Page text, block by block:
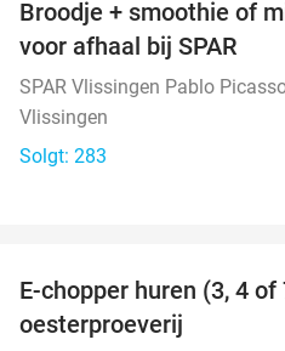
Broodje + smoothie of
voor afhaal bij SPAR
SPAR Vlissingen Pablo
Vlissingen
Solgt: 283
E-chopper huren (3, 4 of
oesterproeverij